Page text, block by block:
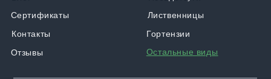
Отзывы
Контакты
Лиственницы
Гортензии
Остальные виды
Сертификаты